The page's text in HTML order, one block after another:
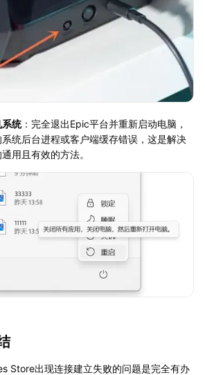
统：完全退出Epic平台并重新启动电脑，
统后台进程或客户端缓存错误，这是解决
用且有效的方法。
Store出现连接建立失败的问题是完全有办